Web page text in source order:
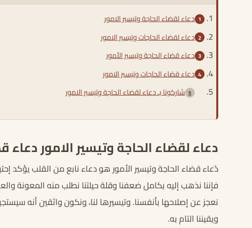
دعاء لقضاء الحاجة وتيسير الامور
دعاء لقضاء الحاجات وتيسير الامور
دعاء قضاء الحاجة وتيسير الأمور
دعاء قضاء الحاجات وتيسير الامور
شاركونا بـ دعاء لقضاء الحاجة وتيسير الامور
دعاء لقضاء الحاجة وتيسير الامور دعاء
دُعاء قضاء الحاجة وتيسير الأمور هو دعاء نابع من القلب يؤكد
فإننا نذهب إليه بكامل ضعفنا وقلة حيلتنا نطلب منه المعونة
نعجز عن إصلاحها بأنفسنا. وتيسيرها لنا، ونكون واثقين أنه
ويقيننا التام به.